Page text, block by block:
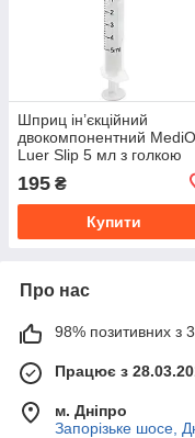
Шприц ін’єкційний
двокомпонентний
Luer Slip 5 мл з голкою
22G (0.7×40 мм) 120шт/
195 ₴
Купити
Про нас
98% позитивних з
Працює з
м. Дніпро
Запорізьке шосе,